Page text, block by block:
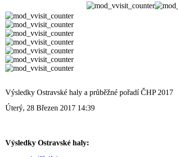
Výsledky Ostravské haly a průběžné pořadí ČHP 2017
Úterý, 28 Březen 2017 14:39
Výsledky Ostravské haly: